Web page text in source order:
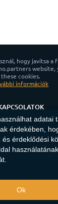
hogy javítsa a
website,
these cookies.
információk
HÍREK
IRÁNYELVEK
yohoho.partners
adatai
érdekében,
érdeklődési
Ok